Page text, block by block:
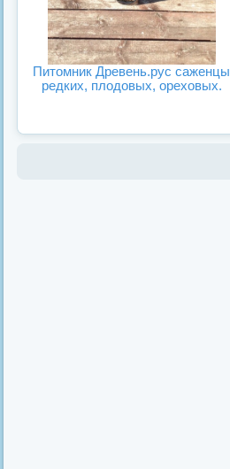
Питомник Древень.рус саженцы
редких, плодовых, ореховых.